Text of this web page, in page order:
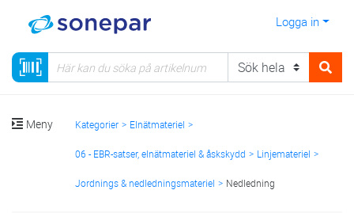
Logga in
Meny Kategorier Elnätmateriel
06 - EBR-satser, elnätmateriel & åskskydd Linjemateriel
Jordnings & nedledningsmateriel Nedledning